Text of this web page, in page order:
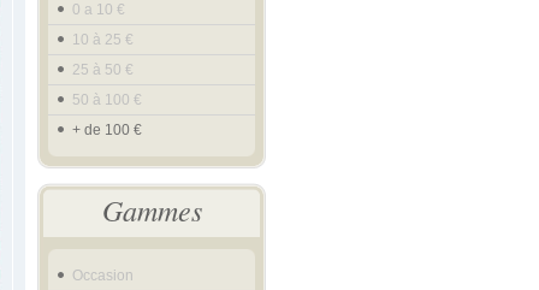
0 a 10 €
10 à 25 €
25 à 50 €
50 à 100 €
+ de 100 €
Gammes
Occasion